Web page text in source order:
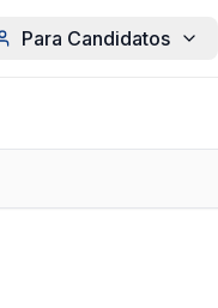
Para Candidatos